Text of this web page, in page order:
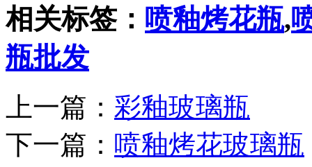
相关标签： 喷釉烤花瓶,
瓶批发
上一篇： 彩釉玻璃瓶
下一篇： 喷釉烤花玻璃瓶